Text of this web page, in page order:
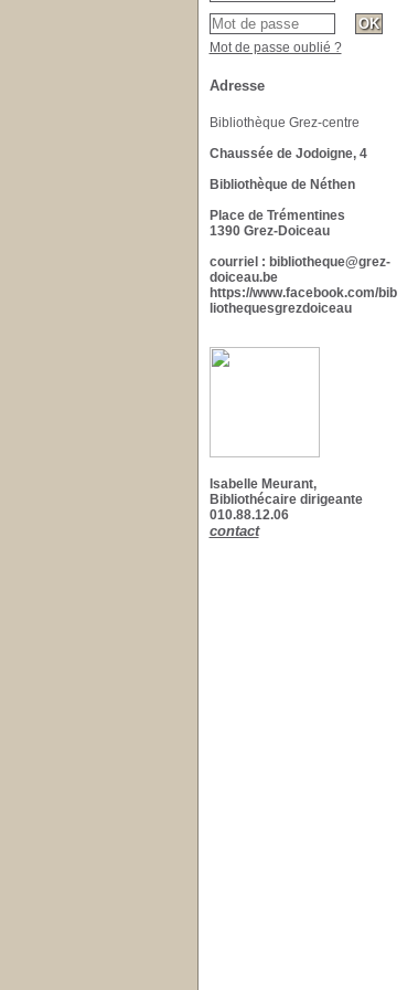
Mot de passe oublié ?
Adresse
Bibliothèque Grez-centre
Chaussée de Jodoigne, 4
Bibliothèque de Néthen
Place de Trémentines
1390 Grez-Doiceau
courriel : bibliotheque@grez-
doiceau.be
https://www.facebook.com/bib
liothequesgrezdoiceau
Isabelle Meurant,
Bibliothécaire dirigeante
010.88.12.06
contact